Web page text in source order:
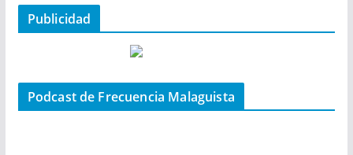
Publicidad
Podcast de Frecuencia Malaguista